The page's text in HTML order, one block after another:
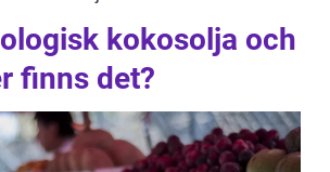
kokosolja och
finns det?